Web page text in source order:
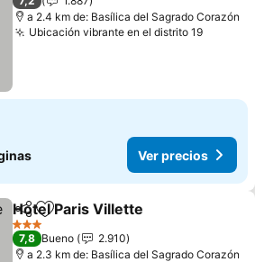
a 2.4 km de: Basílica del Sagrado Corazón
Ubicación vibrante en el distrito 19
Ver precios
CompartirAgregar a favoritos
Hotel Paris Villette
3 Estrellas
7,8 Bueno
2.910
a 2.3 km de: Basílica del Sagrado Corazón